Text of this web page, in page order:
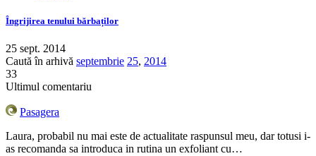
Îngrijirea tenului bărbaților
25 sept. 2014
Caută în arhivă septembrie 25, 2014
33
Ultimul comentariu
Pasagera
Laura, probabil nu mai este de actualitate raspunsul meu, dar totusi i-
as recomanda sa introduca in rutina un exfoliant cu…